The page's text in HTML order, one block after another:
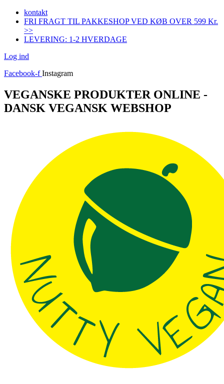
Videre
indhold
kontakt
FRI FRAGT TIL PAKKESHOP VED KØB OVER 599 Kr.
>>
LEVERING: 1-2 HVERDAGE
Log ind
Facebook-f Instagram
VEGANSKE PRODUKTER ONLINE -
DANSK VEGANSK WEBSHOP